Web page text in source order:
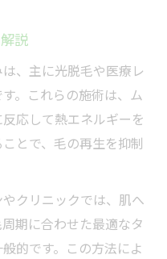
説
、主に光脱毛や医療レ
。これらの施術は、ム
応して熱エネルギーを
とで、毛の再生を抑制
クリニックでは、肌へ
期に合わせた最適なタ
的です。この方法によ